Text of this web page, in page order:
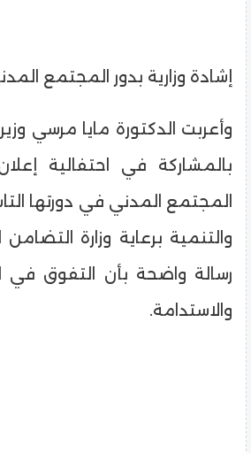
إشادة وزارية بدور المجتمع
وأعربت الدكتورة مايا مرسي
بالمشاركة في احتفالية
المجتمع المدني في دورتها
والتنمية برعاية وزارة
رسالة واضحة بأن التفوق في
والاستدامة.